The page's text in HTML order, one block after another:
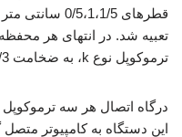
ترموکوپل نوع k، به ضخامت 0/3 میلی متر سوراخکاری شد.
درگاه اتصال هر سه
این دستگاه به کامپیوتر